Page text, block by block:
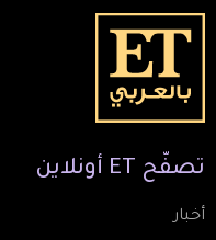
تصفّح ET أونلاين
أخبار